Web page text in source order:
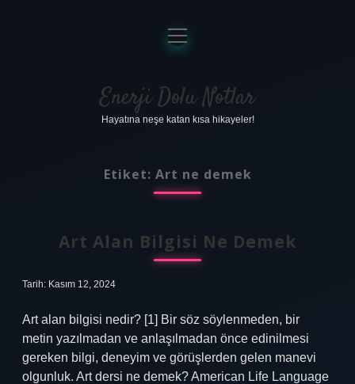
Anasayfa
Gizlilik Politikası
Yasal Uyarı
menüyü
aç
Enerji Dolu Notlar
Hayatına neşe katan kısa hikayeler!
Etiket: Art ne demek
Art Alan Bilgisi Ne Demek
Tarih: Kasım 12, 2024
Art alan bilgisi nedir? [1] Bir söz söylenmeden, bir
metin yazılmadan ve anlaşılmadan önce edinilmesi
gereken bilgi, deneyim ve görüşlerden gelen manevi
olgunluk. Art dersi ne demek? American Life Language